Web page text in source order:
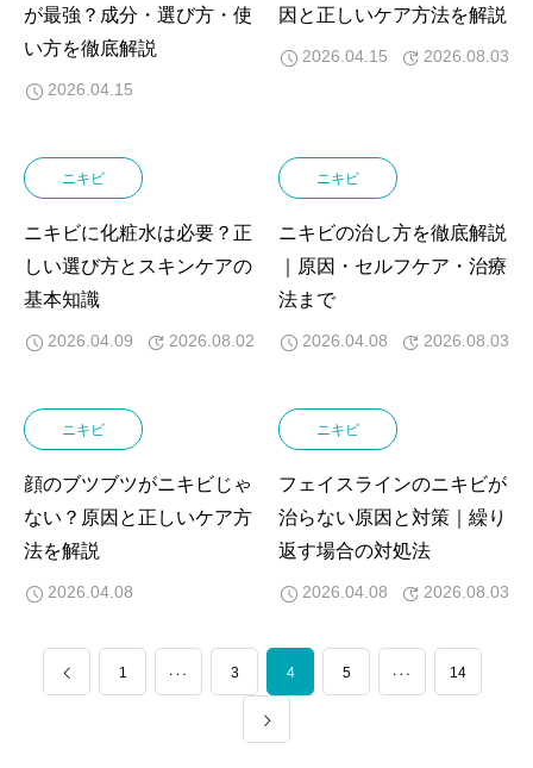
が最強？成分・選び方・使
い方を徹底解説
2026.04.15
因と正しいケア方法を解説
2026.04.15 2026.08.03
ニキビ
ニキビに化粧水は必要？正
しい選び方とスキンケアの
基本知識
2026.04.09 2026.08.02
ニキビ
ニキビの治し方を徹底解説
｜原因・セルフケア・治療
法まで
2026.04.08 2026.08.03
ニキビ
顔のブツブツがニキビじゃ
ない？原因と正しいケア方
法を解説
2026.04.08
ニキビ
フェイスラインのニキビが
治らない原因と対策｜繰り
返す場合の対処法
2026.04.08 2026.08.03
1
… 3 4 5
… 14